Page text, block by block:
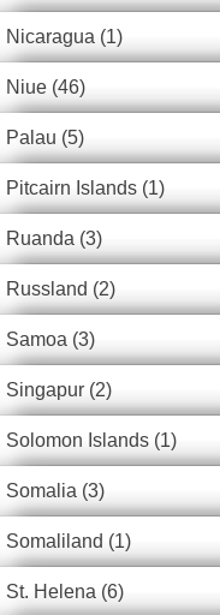
Nicaragua (1)
Niue (46)
Palau (5)
Pitcairn Islands (1)
Ruanda (3)
Russland (2)
Samoa (3)
Singapur (2)
Solomon Islands (1)
Somalia (3)
Somaliland (1)
St. Helena (6)